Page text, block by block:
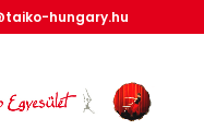
hungary.hu